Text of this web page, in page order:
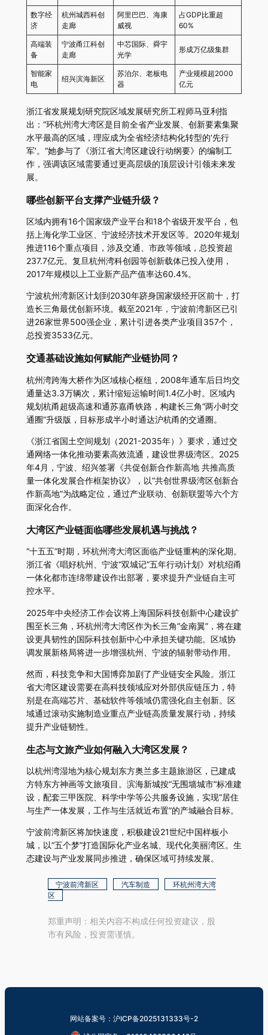
数字经
济
杭州城西科创
走廊
阿里巴巴、海康
威视
占GDP比重超
60%
高端装
备
宁波甬江科创
走廊
中芯国际、舜宇
光学
形成万亿级集群
智能家
电
绍兴滨海新区
苏泊尔、老板电
器
产业规模超2000
亿元
浙江省发展规划研究院区域发展研究所工程师马亚利指
出：“环杭州湾大湾区是目前全省产业发展、创新要素集聚
水平最高的区域，理应成为全省经济结构化转型的‘先行
军’。”她参与了《浙江省大湾区建设行动纲要》的编制工
作，强调该区域需要通过更高层级的顶层设计引领未来发
展。
哪些创新平台支撑产业链升级？
区域内拥有16个国家级产业平台和18个省级开发平台，包
括上海化学工业区、宁波经济技术开发区等。2020年规划
推进116个重点项目，涉及交通、市政等领域，总投资超
237.7亿元。复旦杭州湾科创园等创新载体已投入使用，
2017年规模以上工业新产品产值率达60.4%。
宁波杭州湾新区计划到2030年跻身国家级经开区前十，打
造长三角最优创新环境。截至2021年，宁波前湾新区已引
进26家世界500强企业，累计引进各类产业项目357个，
总投资3533亿元。
交通基础设施如何赋能产业链协同？
杭州湾跨海大桥作为区域核心枢纽，2008年通车后日均交
通量达3.3万辆次，累计缩短运输时间1.4亿小时。区域内
规划杭甬超级高速和通苏嘉甬铁路，构建长三角“两小时交
通圈”升级版，目标形成半小时通达沪杭甬的交通圈。
《浙江省国土空间规划（2021-2035年）》要求，通过交
通网络一体化推动要素高效流通，建设世界级湾区。2025
年4月，宁波、绍兴签署《共促创新合作新高地 共推高质
量一体化发展合作框架协议》，以“共创世界级湾区创新合
作新高地”为战略定位，通过产业联动、创新联盟等六个方
面深化合作。
大湾区产业链面临哪些发展机遇与挑战？
“十五五”时期，环杭州湾大湾区面临产业链重构的深化期。
浙江省《唱好杭州、宁波“双城记”五年行动计划》对杭绍甬
一体化都市连绵带建设作出部署，要求提升产业链自主可
控水平。
2025年中央经济工作会议将上海国际科技创新中心建设扩
围至长三角，环杭州湾大湾区作为长三角“金南翼”，将在建
设更具韧性的国际科技创新中心中承担关键功能。区域协
调发展新格局将进一步增强杭州、宁波的辐射带动作用。
然而，科技竞争和大国博弈加剧了产业链安全风险。浙江
省大湾区建设需要在高科技领域应对外部供应链压力，特
别是在高端芯片、基础软件等领域仍需强化自主创新。区
域通过滚动实施制造业重点产业链高质量发展行动，持续
提升产业链韧性。
生态与文旅产业如何融入大湾区发展？
以杭州湾湿地为核心规划东方奥兰多主题旅游区，已建成
方特东方神画等文旅项目。滨海新城按“无围墙城市”标准建
设，配套三甲医院、科学中学等公共服务设施，实现“居住
与生产一体发展，工作与生活就近布置”的产城融合目标。
宁波前湾新区将加快速度，积极建设21世纪中国样板小
城，以“五个梦”打造国际化产业名城、现代化美丽湾区。生
态建设与产业发展同步推进，确保区域可持续发展。
宁波前湾新区 汽车制造
环杭州湾大湾
区
郑重声明：相关内容不构成任何投资建议，股
市有风险，投资需谨慎。
网站备案号：沪ICP备2025131333号-2